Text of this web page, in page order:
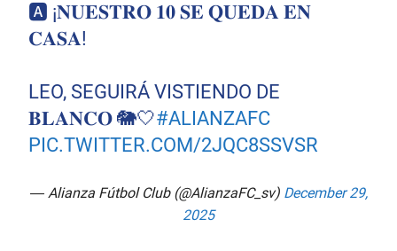
🅰️ ¡𝐍𝐔𝐄𝐒𝐓𝐑𝐎 𝟏𝟎 𝐒𝐄 𝐐𝐔𝐄𝐃𝐀 𝐄𝐍
𝐂𝐀𝐒𝐀!
LEO, SEGUIRÁ VISTIENDO DE
𝐁𝐋𝐀𝐍𝐂𝐎 🐘🤍#ALIANZAFC
PIC.TWITTER.COM/2JQC8SSVSR
— Alianza Fútbol Club (@AlianzaFC_sv) December 29,
2025